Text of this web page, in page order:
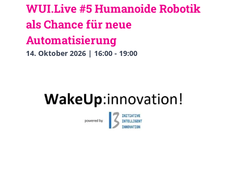
WUI.Live #5 Humanoide Robotik
als Chance für neue
Automatisierung
14. Oktober 2026 | 16:00 - 19:00